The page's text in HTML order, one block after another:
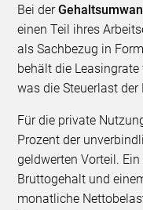
Bei der
einen Teil ihres
als Sachbezug in
behält die
was die Steuerlast
Für die private
Prozent der
geldwerten Vorteil.
Bruttogehalt und
monatliche